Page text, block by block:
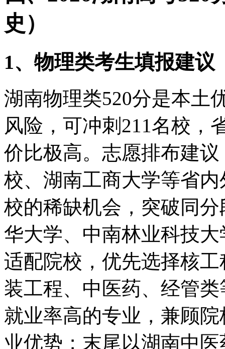
史）
1、物理类考生填报建议
湖南物理类520分是本土
风险，可冲刺211名校，
价比极高。志愿排布建
校、湖南工商大学等省
校的稀缺机会，突破同
华大学、中南林业科技
适配院校，优先选择核
装工程、中医药、经管
就业率高的专业，兼顾
业优势；末尾以湖南中